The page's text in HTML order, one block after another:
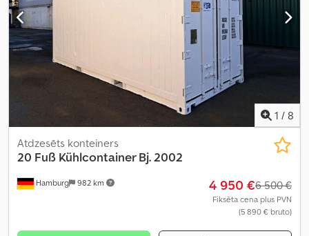
1 / 8
Hamburg 982 km
Atdzesēts konteiners
20 Fuß Kühlcontainer Bj. 2002
4 950 €6 500 €
Fiksēta cena plus PVN
(5 890 € bruto)